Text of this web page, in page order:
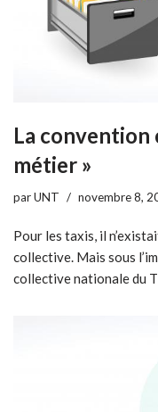
La convention
métier »
parUNT novembre 8,
Pour les taxis, il
collective. Mais sous
collective nationale du